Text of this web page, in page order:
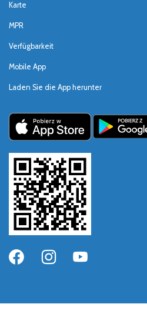
Karte
MPR
Verfügbarkeit
Mobile App
Laden Sie die App herunter